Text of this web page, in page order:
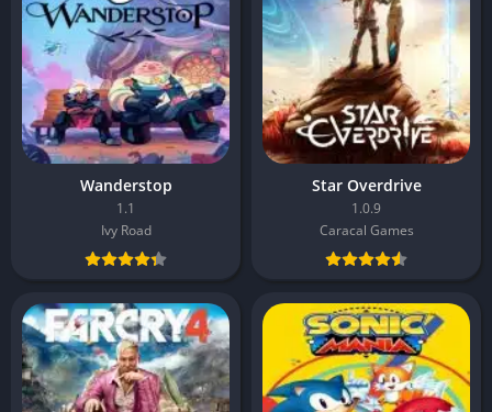
Wanderstop
1.1
Ivy Road
Star Overdrive
1.0.9
Caracal Games